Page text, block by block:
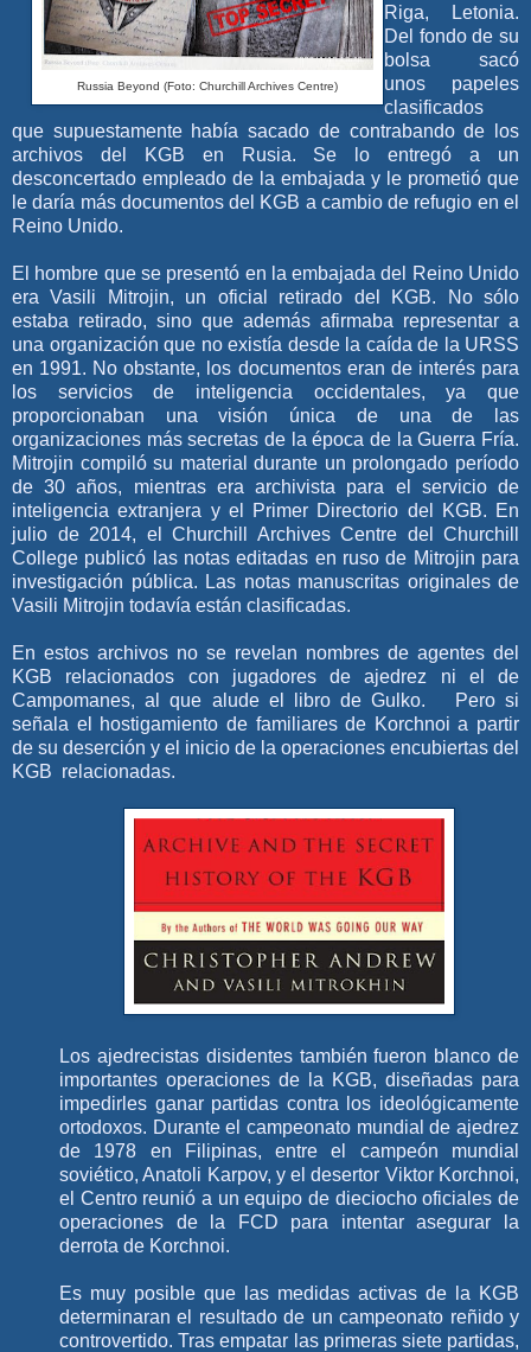
Russia Beyond (Foto: Churchill Archives Centre)
Riga, Letonia.
Del fondo de su
bolsa sacó
unos papeles
clasificados
que supuestamente había sacado de contrabando de los
archivos del KGB en Rusia. Se lo entregó a un
desconcertado empleado de la embajada y le prometió que
le daría más documentos del KGB a cambio de refugio en el
Reino Unido.
El hombre que se presentó en la embajada del Reino Unido
era Vasili Mitrojin, un oficial retirado del KGB. No sólo
estaba retirado, sino que además afirmaba representar a
una organización que no existía desde la caída de la URSS
en 1991. No obstante, los documentos eran de interés para
los servicios de inteligencia occidentales, ya que
proporcionaban una visión única de una de las
organizaciones más secretas de la época de la Guerra Fría.
Mitrojin compiló su material durante un prolongado período
de 30 años, mientras era archivista para el servicio de
inteligencia extranjera y el Primer Directorio del KGB. En
julio de 2014, el Churchill Archives Centre del Churchill
College publicó las notas editadas en ruso de Mitrojin para
investigación pública. Las notas manuscritas originales de
Vasili Mitrojin todavía están clasificadas.
En estos archivos no se revelan nombres de agentes del
KGB relacionados con jugadores de ajedrez ni el de
Campomanes, al que alude el libro de Gulko. Pero si
señala el hostigamiento de familiares de Korchnoi a partir
de su deserción y el inicio de la operaciones encubiertas del
KGB relacionadas.
Los ajedrecistas disidentes también fueron blanco de
importantes operaciones de la KGB, diseñadas para
impedirles ganar partidas contra los ideológicamente
ortodoxos. Durante el campeonato mundial de ajedrez
de 1978 en Filipinas, entre el campeón mundial
soviético, Anatoli Karpov, y el desertor Viktor Korchnoi,
el Centro reunió a un equipo de dieciocho oficiales de
operaciones de la FCD para intentar asegurar la
derrota de Korchnoi.
Es muy posible que las medidas activas de la KGB
determinaran el resultado de un campeonato reñido y
controvertido. Tras empatar las primeras siete partidas,